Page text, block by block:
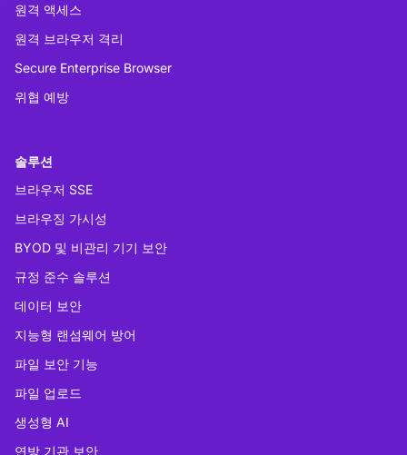
원격 액세스
원격 브라우저 격리
Secure Enterprise Browser
위협 예방
솔루션
브라우저 SSE
브라우징 가시성
BYOD 및 비관리 기기 보안
규정 준수 솔루션
데이터 보안
지능형 랜섬웨어 방어
파일 보안 기능
파일 업로드
생성형 AI
연방 기관 보안